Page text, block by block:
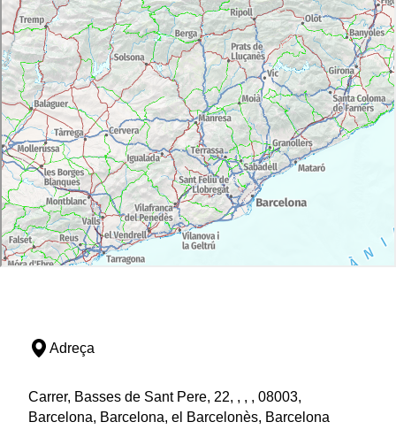
Adreça
Carrer, Basses de Sant Pere, 22, , , , 08003,
Barcelona, Barcelona, el Barcelonès, Barcelona